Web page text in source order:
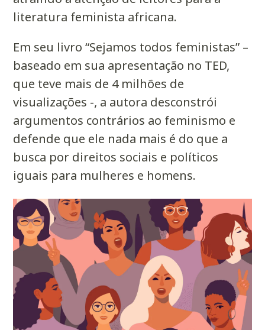
literatura feminista africana.
Em seu livro “Sejamos todos feministas” –
baseado em sua apresentação no TED,
que teve mais de 4 milhões de
visualizações -, a autora desconstrói
argumentos contrários ao feminismo e
defende que ele nada mais é do que a
busca por direitos sociais e políticos
iguais para mulheres e homens.